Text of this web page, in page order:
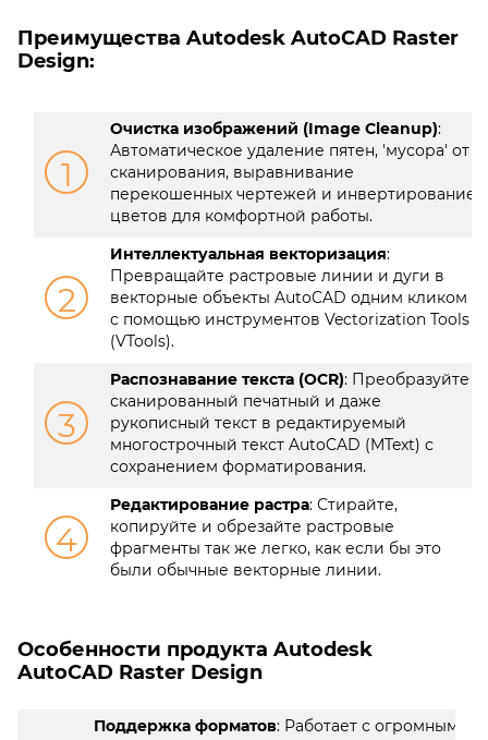
Преимущества Autodesk AutoCAD Raster
Design:
1
Очистка изображений (Image Cleanup):
Автоматическое удаление пятен, 'мусора' от
сканирования, выравнивание
перекошенных чертежей и инвертирование
цветов для комфортной работы.
2
Интеллектуальная векторизация:
Превращайте растровые линии и дуги в
векторные объекты AutoCAD одним кликом
с помощью инструментов Vectorization Tools
(VTools).
3
Распознавание текста (OCR): Преобразуйте
сканированный печатный и даже
рукописный текст в редактируемый
многострочный текст AutoCAD (MText) с
сохранением форматирования.
4
Редактирование растра: Стирайте,
копируйте и обрезайте растровые
фрагменты так же легко, как если бы это
были обычные векторные линии.
Особенности продукта Autodesk
AutoCAD Raster Design
Поддержка форматов: Работает с огромным